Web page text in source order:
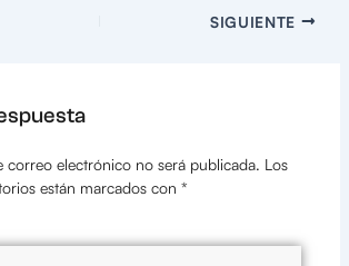
SIGUIENTE
correo electrónico no será publicada. Los
están marcados con *